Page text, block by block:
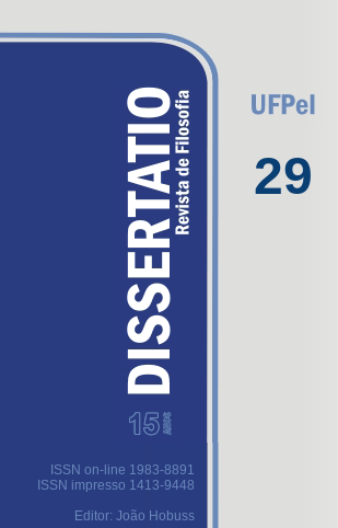
ISSN on-line 1983-8891
ISSN impresso 1413-9448
Editor: João Hobuss
29